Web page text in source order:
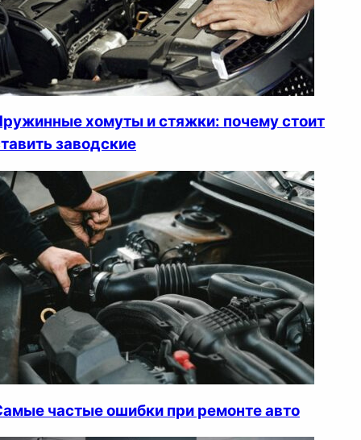
хомуты и стяжки: почему стоит
заводские
частые ошибки при ремонте авто